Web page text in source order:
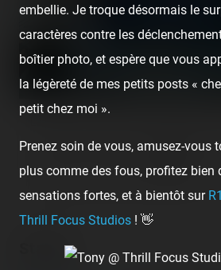
Chamonix. C'est la toute première fois
et elle est d'une grande beauté ! 😍
Stands
embellie. Je troque désormais le
caractères contre les
boîtier photo, et espère que vous
la légèreté de mes petits posts «
petit chez moi ».
Prenez soin de vous, amusez-vous
plus comme des fous, profitez bien
sensations fortes, et à bientôt sur
Thrill Focus Studios ! 👋